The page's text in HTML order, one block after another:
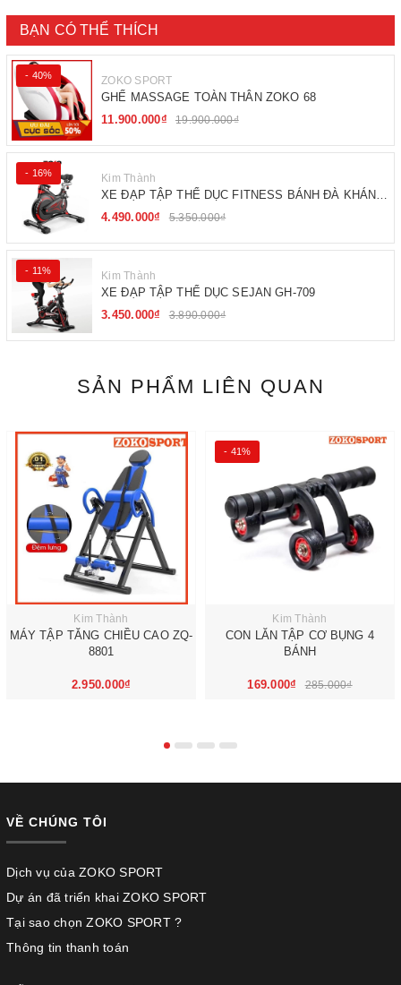
BẠN CÓ THỂ THÍCH
- 40% ZOKO SPORT
GHẾ MASSAGE TOÀN THÂN ZOKO 68
11.900.000₫
19.900.000₫
- 16% Kim Thành
XE ĐẠP TẬP THỂ DỤC FITNESS BÁNH ĐÀ KHÁNG
TỪ
4.490.000₫ 5.350.000₫
- 11% Kim Thành
XE ĐẠP TẬP THỂ DỤC SEJAN GH-709
3.450.000₫
3.890.000₫
SẢN PHẨM LIÊN QUAN
Kim Thành
MÁY TẬP TĂNG CHIỀU CAO ZQ-
8801
2.950.000₫
- 41%
Kim Thành
CON LĂN TẬP CƠ BỤNG 4
BÁNH
169.000₫ 285.000₫
VỀ CHÚNG TÔI
Dịch vụ của ZOKO SPORT
Dự án đã triển khai ZOKO SPORT
Tại sao chọn ZOKO SPORT ?
Thông tin thanh toán